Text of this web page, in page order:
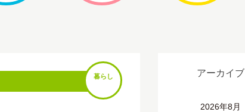
暮らし アーカイブ
2026年8月